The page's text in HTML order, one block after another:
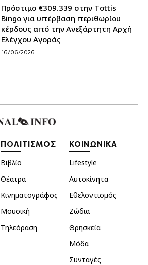
Πρόστιμο €309.339 στην Τottis
Bingo για υπέρβαση περιθωρίου
κέρδους από την Ανεξάρτητη Αρχή
Ελέγχου Αγοράς
16/06/2026
ΠΟΛΙΤΙΣΜΟΣ
Βιβλίο
Θέατρα
Κινηματογράφος
Μουσική
Τηλεόραση
ΚΟΙΝΩΝΙΚΑ
Lifestyle
Αυτοκίνητα
Εθελοντισμός
Ζώδια
Θρησκεία
Μόδα
Συνταγές